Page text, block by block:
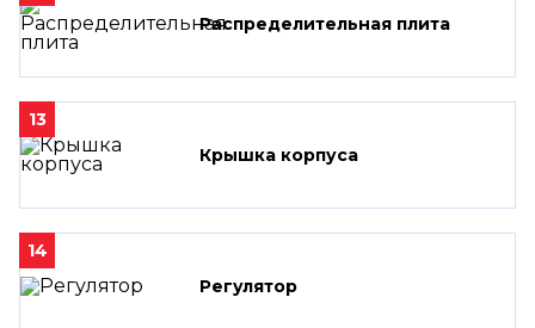
Распределительная плита
13
Крышка корпуса
14
Регулятор